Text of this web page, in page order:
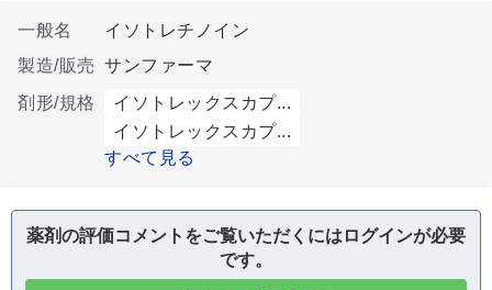
一般名
イソトレチノイン
製造/販売 サンファーマ
剤形/規格
イソトレックスカプ...
イソトレックスカプ...
すべて見る
薬剤の評価コメントをご覧いただくにはログインが必要
です。